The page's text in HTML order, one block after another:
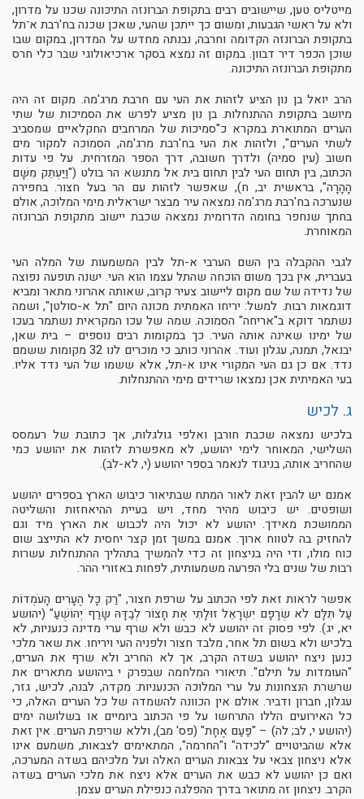
מייטליס טען, שיישובים רבים בתקופת הברונזה התיכונה שכנו על מדרון,
ולא על ראשי הגבעות, ומשום כך ייתכן שהעי, שאכן שכנה בח'רבת א־תל
בתקופת הברונזה הקדומה וחרבה, נבנתה מחדש על המדרון, במקום שבו
שוכן הכפר דיר דבוון. במקום זה נמצא בסקר ארכיאולוגי שבר כלי חרס
מתקופת הברונזה התיכונה.
הרב יואל בן נון הציע לזהות את העי עם חרבת מרג'מה. מקום זה היה
מיושב בתקופת ההתנחלות. בן נון מציע לפרש את הסמיכות של שתי
הערים המתוארת במקרא כ"סמיכות של המרחבים החקלאיים שמסביב
לשתי הערים", ולזהות את העי בח'רבת מרג'מה, הסמוכה למקור מים
חשוב (עין סמיה) ולדרך חשובה, דרך הספר המזרחית. על פי עדות
הכתוב, בין תחום העי לבין תחום בית אל מתנשא הר בולט ("וַיַּעְתֵּק מִשָּׁם
הָהָרָה", בראשית יב, ח), שאפשר לזהות עם הר בעל חצור. בחפירה
שנערכה בח'רבת מרג'מה נמצאה עיר מבצר ישראלית מימי המלוכה, אולם
בחתך שנחפר בחומה הדרומית נמצאה שכבת יישוב מתקופת הברונזה
המאוחרת.
לגבי ההקבלה בין השם הערבי א-תל לבין המשמעות של המלה העי
בעברית, אין בכך משום הוכחה שהתל עצמו הוא העי. ישנה תופעה נפוצה
של נדידה של שם מקום ליישוב צעיר קרוב, שאותה אהרוני מתאר ומביא
דוגמאות רבות. למשל: יריחו האמתית מכונה היום "תל א-סולטן", ושמה
נשתמר דוקא ב"אריחה" הסמוכה. שמה של עכו המקראית נשתמר בעכו
של ימינו שאינה אותה העיר. כך במקומות רבים נוספים – בית שאן,
יבנאל, תמנה, עגלון ועוד. אהרוני כותב כי מוכרים לנו 32 מקומות ששמם
נדד. אם כן גם העי המקורי אינו א-תל, אלא ששמו של העי נדד אליו.
בעי האמיתית אכן נמצאו שרידים מימי ההתנחלות.
ג. לכיש
בלכיש נמצאה שכבת חורבן ואלפי גולגלות, אך כתובת של רעמסס
השלישי, המאוחר לימי יהושע, לא מאפשרת לזהות את יהושע כמי
שהחריב אותה, בניגוד לנאמר בספר יהושע (י, לא-לב).
אמנם יש להבין זאת לאור המתח שבתיאור כיבוש הארץ בספרים יהושע
ושופטים. יש כיבוש מהיר מחד, ויש בעיית ההיאחזות והשליטה
הממושכת מאידך. יהושע לא יכול היה לכבוש את הארץ מיד וגם
להחזיק בה לטווח ארוך. אמנם במשך זמן קצר יחסית לא התייצב שום
כוח מולו, ודי היה בניצחון זה כדי להמשיך בתהליך ההתנחלות עשרות
רבות של שנים בלי הפרעה משמעותית, לפחות באזורי ההר.
אפשר לראות זאת לפי הכתוב על שרפת חצור, "רַק כָּל הֶעָרִים הָעֹמְדוֹת
עַל תִּלָּם לֹא שְׂרָפָם יִשְׂרָאֵל זוּלָתִי אֶת חָצוֹר לְבַדָּהּ שָׂרַף יְהוֹשֻׁעַ" (יהושע
יא, יג). לפי פסוק זה יהושע לא כבש ולא שרף ערי מדינה כנעניות, לא
בלכיש ולא בשום תל אחר, מלבד חצור ולפניה העי ויריחו. את שאר מלכי
כנען ניצח יהושע בשדה הקרב, אך לא החריב ולא שרף את הערים,
"העומדות על תילם". תיאורי המלחמה שבפרק י ביהושע מתארים את
שרשרת הנצחונות על ערי המלוכה הכנעניות: מקדה, לבנה, לכיש, גזר,
עגלון, חברון ודביר. אולם אין הכוונה להשמדה של כל הערים האלה, כי
כל האירועים הללו התרחשו על פי הכתוב ביומיים או בשלושה ימים
(יהושע י, לב; לה) – "פַּעַם אֶחָת" (פס' מב), וללא שריפת הערים. אין זאת
אלא שהביטויים "לכידה" ו"החרמה", המתאימים לצבאות, משמעם אינו
אלא ניצחון צבאי על צבאות הערים האלה ועל מלכיהם בשדה המערכה,
ואם כן יהושע לא כבש את הערים אלא ניצח את מלכי הערים בשדה
הקרב. ניצחון זה מתואר בדרך ההפלגה כנפילת הערים עצמן.